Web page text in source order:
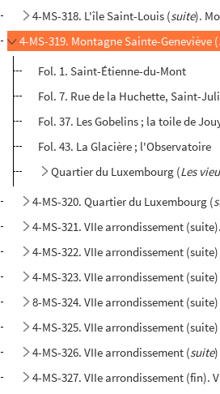
4-MS-318. L'île Saint-Louis (suite).
4-MS-319. Montagne Sainte-Geneviève (
Fol. 1. Saint-Étienne-du-Mont
Fol. 7. Rue de la Huchette, Saint-
Fol. 37. Les Gobelins ; la toile de
Fol. 43. La Glacière ; l'Observatoire
Quartier du Luxembourg (Les
4-MS-320. Quartier du Luxembourg (
4-MS-321. VIIe arrondissement
4-MS-322. VIIe arrondissement (suite)
4-MS-323. VIIe arrondissement (suite)
8-MS-324. VIIe arrondissement (suite)
4-MS-325. VIIe arrondissement (suite)
4-MS-326. VIIe arrondissement (suite)
4-MS-327. VIIe arrondissement (fin).